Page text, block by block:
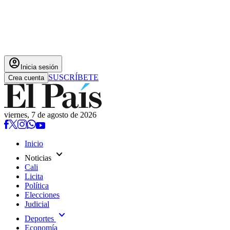
account_circle Inicia sesión
Crea cuenta SUSCRÍBETE
viernes, 7 de agosto de 2026
Inicio
Noticias expand_more
Cali
Licita
Política
Elecciones
Judicial
Deportes expand_more
Economía